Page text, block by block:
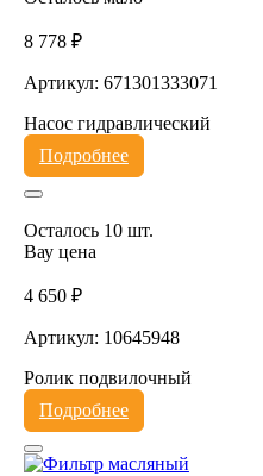
8 778 ₽
Артикул: 671301333071
Насос гидравлический
Подробнее
Осталось 10 шт.
Вау цена
4 650 ₽
Артикул: 10645948
Ролик подвилочный
Подробнее